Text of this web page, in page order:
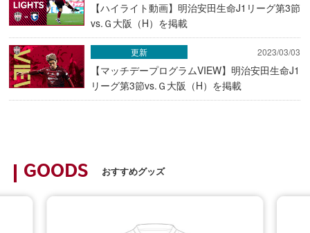
【ハイライト動画】明治安田生命J1リーグ第3節
vs.Ｇ大阪（H）を掲載
2023/03/03
【マッチデープログラムVIEW】明治安田生命J1
リーグ第3節vs.Ｇ大阪（H）を掲載
更新
GOODS おすすめグッズ